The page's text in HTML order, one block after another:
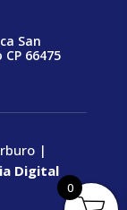
San
66475
|
Digital
0